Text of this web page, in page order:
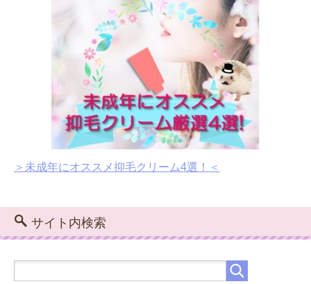
＞未成年にオススメ抑毛クリーム4選！＜
サイト内検索